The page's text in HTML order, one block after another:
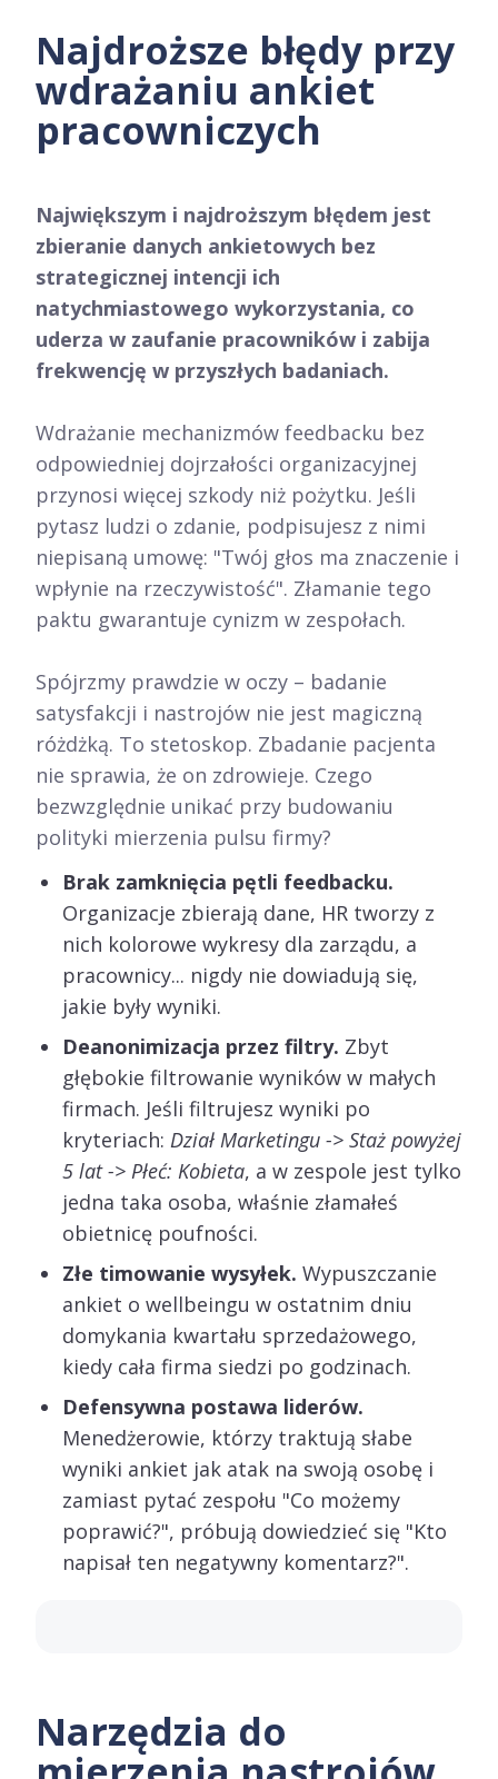
Najdroższe błędy przy
wdrażaniu ankiet
pracowniczych
Największym i najdroższym błędem jest
zbieranie danych ankietowych bez
strategicznej intencji ich
natychmiastowego wykorzystania, co
uderza w zaufanie pracowników i zabija
frekwencję w przyszłych badaniach.
Wdrażanie mechanizmów feedbacku bez
odpowiedniej dojrzałości organizacyjnej
przynosi więcej szkody niż pożytku. Jeśli
pytasz ludzi o zdanie, podpisujesz z nimi
niepisaną umowę: "Twój głos ma znaczenie i
wpłynie na rzeczywistość". Złamanie tego
paktu gwarantuje cynizm w zespołach.
Spójrzmy prawdzie w oczy – badanie
satysfakcji i nastrojów nie jest magiczną
różdżką. To stetoskop. Zbadanie pacjenta
nie sprawia, że on zdrowieje. Czego
bezwzględnie unikać przy budowaniu
polityki mierzenia pulsu firmy?
Brak zamknięcia pętli feedbacku.
Organizacje zbierają dane, HR tworzy z
nich kolorowe wykresy dla zarządu, a
pracownicy... nigdy nie dowiadują się,
jakie były wyniki.
Deanonimizacja przez filtry. Zbyt
głębokie filtrowanie wyników w małych
firmach. Jeśli filtrujesz wyniki po
kryteriach: Dział Marketingu -> Staż powyżej
5 lat -> Płeć: Kobieta, a w zespole jest tylko
jedna taka osoba, właśnie złamałeś
obietnicę poufności.
Złe timowanie wysyłek. Wypuszczanie
ankiet o wellbeingu w ostatnim dniu
domykania kwartału sprzedażowego,
kiedy cała firma siedzi po godzinach.
Defensywna postawa liderów.
Menedżerowie, którzy traktują słabe
wyniki ankiet jak atak na swoją osobę i
zamiast pytać zespołu "Co możemy
poprawić?", próbują dowiedzieć się "Kto
napisał ten negatywny komentarz?".
Narzędzia do